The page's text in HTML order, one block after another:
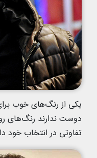
یکی از رنگ‌های خوب
دوست ندارند رنگ‌های
تفاوتی در انتخاب خود